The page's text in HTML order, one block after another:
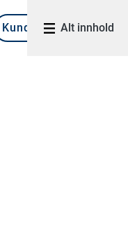
KundeportalAlt innhold